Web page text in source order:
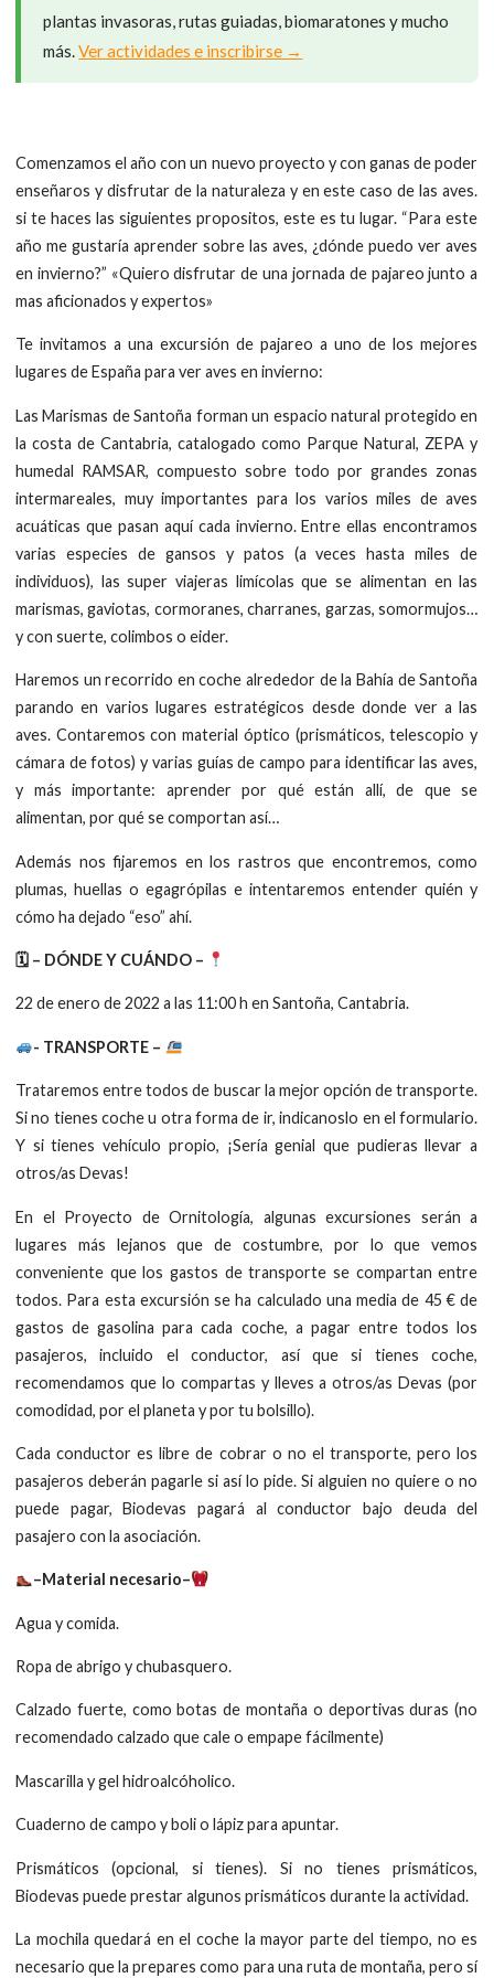
plantas invasoras, rutas guiadas, biomaratones y mucho
más.Ver actividades e inscribirse →
Comenzamos el año con un nuevo proyecto y con ganas de poder
enseñaros y disfrutar de la naturaleza y en este caso de las aves.
si te haces las siguientes propositos, este es tu lugar. “Para este
año me gustaría aprender sobre las aves, ¿dónde puedo ver aves
en invierno?” «Quiero disfrutar de una jornada de pajareo junto a
mas aficionados y expertos»
Te invitamos a una excursión de pajareo a uno de los mejores
lugares de España para ver aves en invierno:
Las Marismas de Santoña forman un espacio natural protegido en
la costa de Cantabria, catalogado como Parque Natural, ZEPA y
humedal RAMSAR, compuesto sobre todo por grandes zonas
intermareales, muy importantes para los varios miles de aves
acuáticas que pasan aquí cada invierno. Entre ellas encontramos
varias especies de gansos y patos (a veces hasta miles de
individuos), las super viajeras limícolas que se alimentan en las
marismas, gaviotas, cormoranes, charranes, garzas, somormujos…
y con suerte, colimbos o eider.
Haremos un recorrido en coche alrededor de la Bahía de Santoña
parando en varios lugares estratégicos desde donde ver a las
aves. Contaremos con material óptico (prismáticos, telescopio y
cámara de fotos) y varias guías de campo para identificar las aves,
y más importante: aprender por qué están allí, de que se
alimentan, por qué se comportan así…
Además nos fijaremos en los rastros que encontremos, como
plumas, huellas o egagrópilas e intentaremos entender quién y
cómo ha dejado “eso” ahí.
🗓 – DÓNDE Y CUÁNDO –
22 de enero de 2022 a las 11:00 h en Santoña, Cantabria.
- TRANSPORTE –
Trataremos entre todos de buscar la mejor opción de transporte.
Si no tienes coche u otra forma de ir, indicanoslo en el formulario.
Y si tienes vehículo propio, ¡Sería genial que pudieras llevar a
otros/as Devas!
En el Proyecto de Ornitología, algunas excursiones serán a
lugares más lejanos que de costumbre, por lo que vemos
conveniente que los gastos de transporte se compartan entre
todos. Para esta excursión se ha calculado una media de 45 € de
gastos de gasolina para cada coche, a pagar entre todos los
pasajeros, incluido el conductor, así que si tienes coche,
recomendamos que lo compartas y lleves a otros/as Devas (por
comodidad, por el planeta y por tu bolsillo).
Cada conductor es libre de cobrar o no el transporte, pero los
pasajeros deberán pagarle si así lo pide. Si alguien no quiere o no
puede pagar, Biodevas pagará al conductor bajo deuda del
pasajero con la asociación.
–Material necesario–
Agua y comida.
Ropa de abrigo y chubasquero.
Calzado fuerte, como botas de montaña o deportivas duras (no
recomendado calzado que cale o empape fácilmente)
Mascarilla y gel hidroalcóholico.
Cuaderno de campo y boli o lápiz para apuntar.
Prismáticos (opcional, si tienes). Si no tienes prismáticos,
Biodevas puede prestar algunos prismáticos durante la actividad.
La mochila quedará en el coche la mayor parte del tiempo, no es
necesario que la prepares como para una ruta de montaña, pero sí